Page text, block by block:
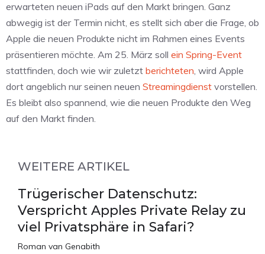
erwarteten neuen iPads auf den Markt bringen. Ganz
abwegig ist der Termin nicht, es stellt sich aber die Frage, ob
Apple die neuen Produkte nicht im Rahmen eines Events
präsentieren möchte. Am 25. März soll ein Spring-Event
stattfinden, doch wie wir zuletzt berichteten, wird Apple
dort angeblich nur seinen neuen Streamingdienst vorstellen.
Es bleibt also spannend, wie die neuen Produkte den Weg
auf den Markt finden.
WEITERE ARTIKEL
Trügerischer Datenschutz:
Verspricht Apples Private Relay zu
viel Privatsphäre in Safari?
Roman van Genabith